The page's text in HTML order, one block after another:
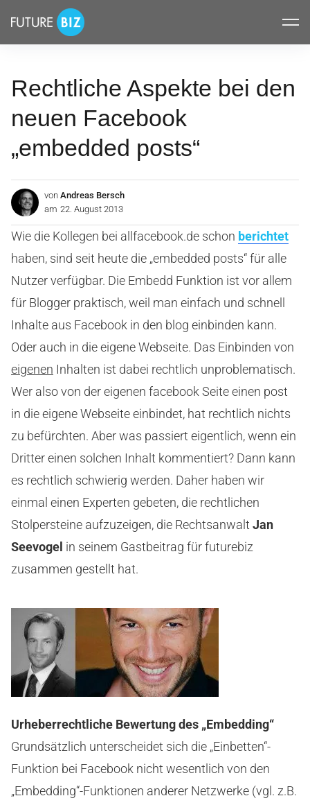
überspringen
FUTUREBIZ
Rechtliche Aspekte bei den
neuen Facebook
„embedded posts“
von Andreas Bersch
am 22. August 2013
Wie die Kollegen bei allfacebook.de schon berichtet
haben, sind seit heute die „embedded posts“ für alle
Nutzer verfügbar. Die Embedd Funktion ist vor allem
für Blogger praktisch, weil man einfach und schnell
Inhalte aus Facebook in den blog einbinden kann.
Oder auch in die eigene Webseite. Das Einbinden von
eigenen Inhalten ist dabei rechtlich unproblematisch.
Wer also von der eigenen facebook Seite einen post
in die eigene Webseite einbindet, hat rechtlich nichts
zu befürchten. Aber was passiert eigentlich, wenn ein
Dritter einen solchen Inhalt kommentiert? Dann kann
es rechtlich schwierig werden. Daher haben wir
einmal einen Experten gebeten, die rechtlichen
Stolpersteine aufzuzeigen, die Rechtsanwalt Jan
Seevogel in seinem Gastbeitrag für futurebiz
zusammen gestellt hat.
Urheberrechtliche Bewertung des „Embedding“
Grundsätzlich unterscheidet sich die „Einbetten“-
Funktion bei Facebook nicht wesentlich von den
„Embedding“-Funktionen anderer Netzwerke (vgl. z.B.